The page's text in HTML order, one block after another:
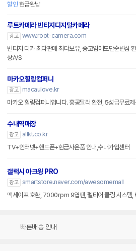
할인 현금완납
루트카메라 빈티지디지털카메라
광고 www.root-camera.com
빈티지 디카 최댜판매 최댜보유, 중고임에도단순변심
상A/S
마카오힐링컴퍼니
광고
macaulove.kr
마카오 힐링컴퍼니입니다. 홍콩달러 환전, 5성급무료
수내역매장
광고
allkt.co.kr
TV+인터넷+핸드폰+현금사은품 안내,수내가입센터
갤럭시 아크윙 PRO
광고 smartstore.naver.com/awesomemall
맥세이프 호환, 7000rpm 9엽팬, 펠티어 쿨링 시스템,
빠른배송 안내